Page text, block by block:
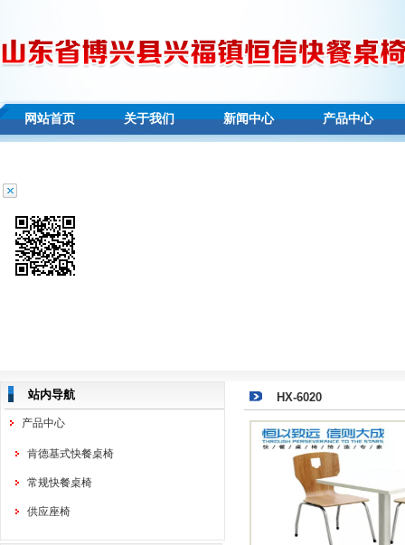
网站首页 关于我们 新闻中心 产品中心
站内导航
产品中心
肯德基式快餐桌椅
常规快餐桌椅
供应座椅
HX-6020